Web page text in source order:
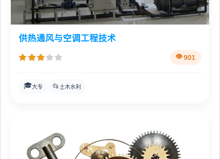
供热通风与空调工程技术
901
🎓大专 📂 土木水利